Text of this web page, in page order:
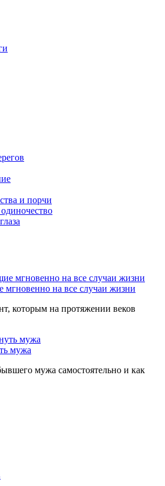
и порчи
мгновенно на все случаи жизни
которым на протяжении веков
мужа
мужа самостоятельно и как